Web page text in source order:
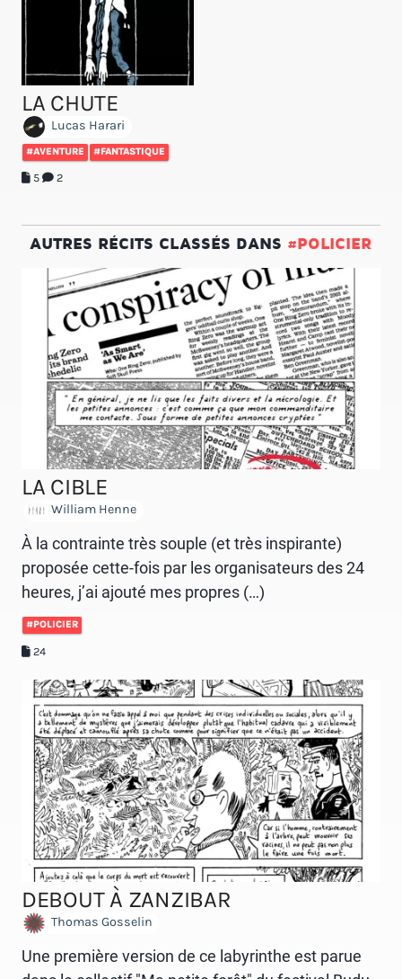
LA CHUTE
Lucas Harari
#AVENTURE #FANTASTIQUE
5 2
AUTRES RÉCITS CLASSÉS DANS #POLICIER
LA CIBLE
William Henne
À la contrainte très souple (et très inspirante)
proposée cette-fois par les organisateurs des 24
heures, j’ai ajouté mes propres (…)
#POLICIER
24
DEBOUT À ZANZIBAR
Thomas Gosselin
Une première version de ce labyrinthe est parue